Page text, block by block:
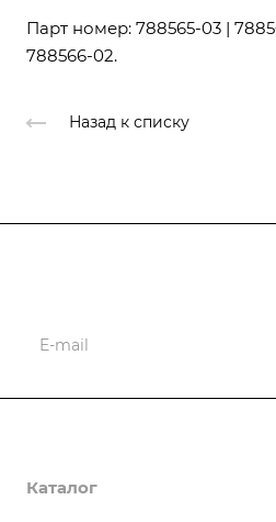
Парт номер: 788565-03 |
788566-02.
Назад к списку
О компании
Каталог